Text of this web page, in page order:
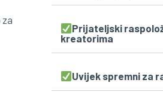
Prijateljski
kreatorima
Uvijek spremni za